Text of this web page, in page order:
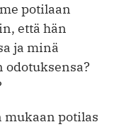
potilaan
että hän
ja minä
potilas